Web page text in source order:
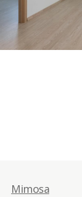
Mimosa